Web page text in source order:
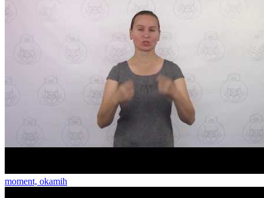
moment, okamih